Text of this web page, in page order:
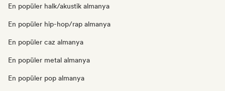
En popüler halk/akustik almanya
En popüler hip-hop/rap almanya
En popüler caz almanya
En popüler metal almanya
En popüler pop almanya